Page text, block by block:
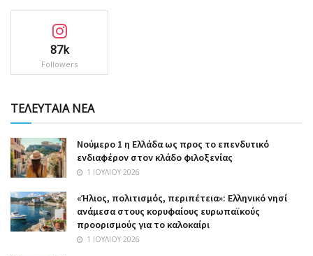
87k
Followers
ΤΕΛΕΥΤΑΙΑ ΝΕΑ
Nούμερο 1 η Ελλάδα ως προς το επενδυτικό
ενδιαφέρον στον κλάδο φιλοξενίας
1 ΙΟΥΛΊΟΥ 2026
«Ήλιος, πολιτισμός, περιπέτεια»: Ελληνικό νησί
ανάμεσα στους κορυφαίους ευρωπαϊκούς
προορισμούς για το καλοκαίρι
1 ΙΟΥΛΊΟΥ 2026